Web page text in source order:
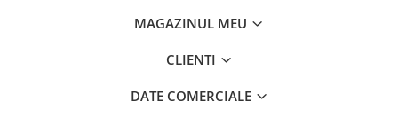
MAGAZINUL MEU
CLIENTI
DATE COMERCIALE